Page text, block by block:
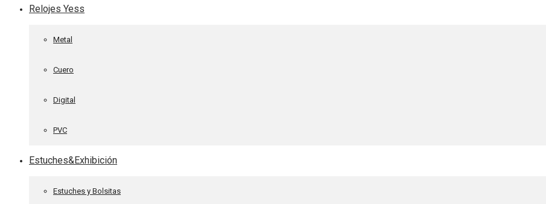
Relojes Yess
Metal
Cuero
Digital
PVC
Estuches&Exhibición
Estuches y Bolsitas